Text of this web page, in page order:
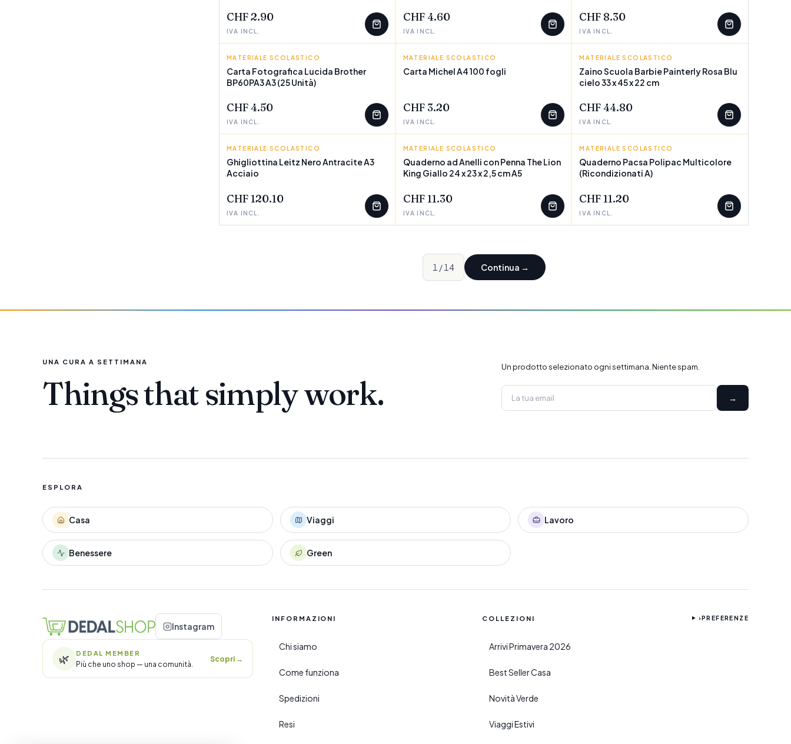
CHF 2.90
IVA INCL.
CHF 4.60
IVA INCL.
CHF 8.30
IVA INCL.
BROTHER
POCHI PEZZI
MATERIALE SCOLASTICO
Carta Fotografica Lucida Brother
BP60PA3 A3 (25 Unità)
CHF 4.50
IVA INCL.
MICHEL
MATERIALE SCOLASTICO
Carta Michel A4 100 fogli
CHF 3.20
IVA INCL.
BARBIE
POCHI PEZZI
MATERIALE SCOLASTICO
Zaino Scuola Barbie Painterly Rosa Blu
cielo 33 x 45 x 22 cm
CHF 44.80
IVA INCL.
LEITZ
POCHI PEZZI
MATERIALE SCOLASTICO
Ghigliottina Leitz Nero Antracite A3
Acciaio
CHF 120.10
IVA INCL.
THE LION KING
POCHI PEZZI
MATERIALE SCOLASTICO
Quaderno ad Anelli con Penna The Lion
King Giallo 24 x 23 x 2,5 cm A5
CHF 11.30
IVA INCL.
PACSA
POCHI PEZZI
MATERIALE SCOLASTICO
Quaderno Pacsa Polipac Multicolore
(Ricondizionati A)
CHF 11.20
IVA INCL.
1 /14 Continua →
UNA CURA A SETTIMANA
Things that simply work.
Un prodotto selezionato ogni settimana. Niente spam.
→
ESPLORA
Casa Viaggi Lavoro
Benessere Green
Instagram
🌿 DEDAL MEMBER
Più che uno shop — una comunità.
Scopri→
INFORMAZIONI
Chi siamo
Come funziona
Spedizioni
Resi
COLLEZIONI
Arrivi Primavera 2026
Best Seller Casa
Novità Verde
Viaggi Estivi
›PREFERENZE